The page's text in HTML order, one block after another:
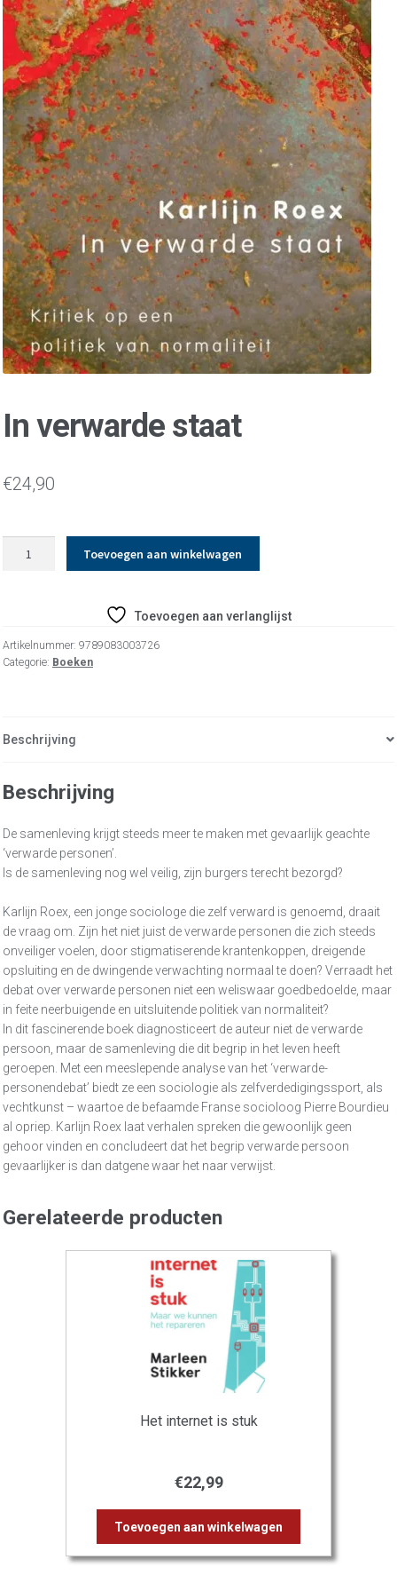
In verwarde staat
€24,90
Toevoegen aan winkelwagen
Toevoegen aan verlanglijst
Artikelnummer: 9789083003726
Categorie: Boeken
Beschrijving
Beschrijving
De samenleving krijgt steeds meer te maken met gevaarlijk geachte
‘verwarde personen’.
Is de samenleving nog wel veilig, zijn burgers terecht bezorgd?
Karlijn Roex, een jonge sociologe die zelf verward is genoemd, draait
de vraag om. Zijn het niet juist de verwarde personen die zich steeds
onveiliger voelen, door stigmatiserende krantenkoppen, dreigende
opsluiting en de dwingende verwachting normaal te doen? Verraadt het
debat over verwarde personen niet een weliswaar goedbedoelde, maar
in feite neerbuigende en uitsluitende politiek van normaliteit?
In dit fascinerende boek diagnosticeert de auteur niet de verwarde
persoon, maar de samenleving die dit begrip in het leven heeft
geroepen. Met een meeslepende analyse van het ‘verwarde-
personendebat’ biedt ze een sociologie als zelfverdedigingssport, als
vechtkunst – waartoe de befaamde Franse socioloog Pierre Bourdieu
al opriep. Karlijn Roex laat verhalen spreken die gewoonlijk geen
gehoor vinden en concludeert dat het begrip verwarde persoon
gevaarlijker is dan datgene waar het naar verwijst.
Gerelateerde producten
Het internet is stuk
€22,99
Toevoegen aan winkelwagen